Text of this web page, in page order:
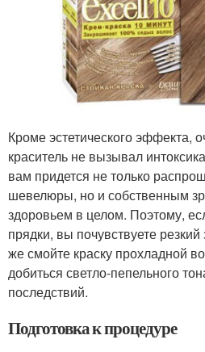
Кроме эстетического эффекта,
краситель не вызывал
вам придется не только
шевелюры, но и собственным
здоровьем в целом. Поэтому,
прядки, вы почувствуете
же смойте краску прохладной
добиться светло-пепельного
последствий.
Подготовка к процедуре